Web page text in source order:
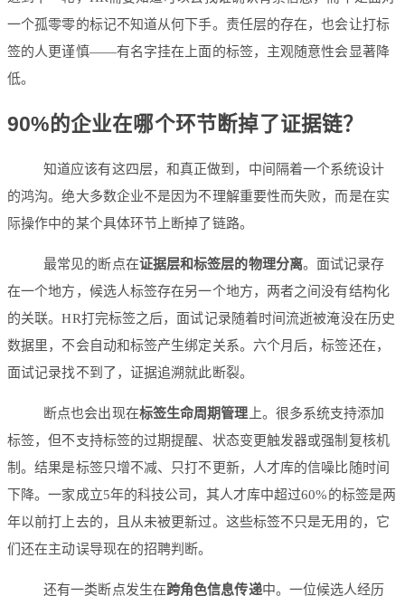
一个孤零零的标记不知道从何下手。责任层的存在，也会让打标
签的人更谨慎——有名字挂在上面的标签，主观随意性会显著降
低。
90%的企业在哪个环节断掉了证据链？
知道应该有这四层，和真正做到，中间隔着一个系统设计
的鸿沟。绝大多数企业不是因为不理解重要性而失败，而是在实
际操作中的某个具体环节上断掉了链路。
最常见的断点在证据层和标签层的物理分离。面试记录存
在一个地方，候选人标签存在另一个地方，两者之间没有结构化
的关联。HR打完标签之后，面试记录随着时间流逝被淹没在历史
数据里，不会自动和标签产生绑定关系。六个月后，标签还在，
面试记录找不到了，证据追溯就此断裂。
断点也会出现在标签生命周期管理 上。很多系统支持添加
标签，但不支持标签的过期提醒、状态变更触发器或强制复核机
制。结果是标签只增不减、只打不更新，人才库的信噪比随时间
下降。一家成立5年的科技公司，其人才库中超过60%的标签是两
年以前打上去的，且从未被更新过。这些标签不只是无用的，它
们还在主动误导现在的招聘判断。
还有一类断点发生在跨角色信息传递中。一位候选人经历